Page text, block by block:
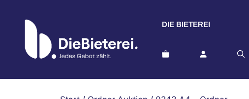
DIE BIETEREI